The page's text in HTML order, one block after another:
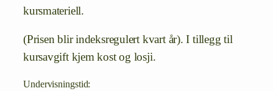
kursmateriell.
(Prisen blir indeksregulert kvart år). I tillegg til
kursavgift kjem kost og losji.
Undervisningstid: